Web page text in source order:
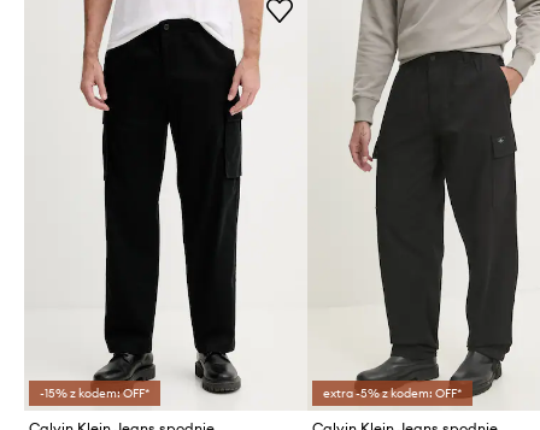
-15% z kodem: OFF* extra -5% z kodem: OFF*